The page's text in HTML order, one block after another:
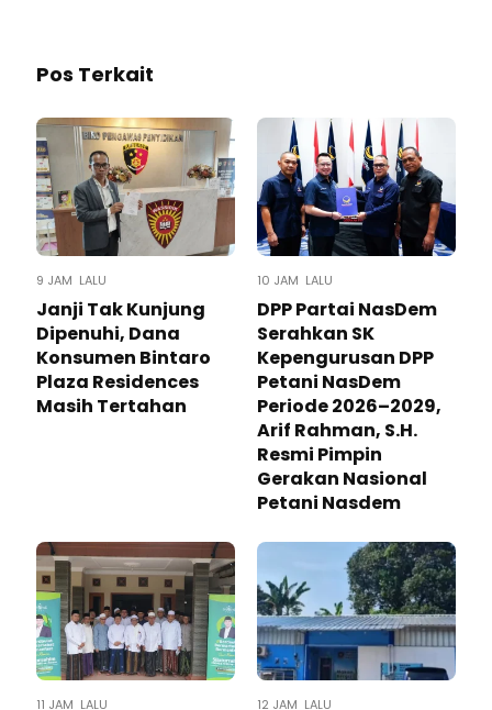
Pos Terkait
9 JAM LALU
Janji Tak Kunjung
Dipenuhi, Dana
Konsumen Bintaro
Plaza Residences
Masih Tertahan
10 JAM LALU
DPP Partai NasDem
Serahkan SK
Kepengurusan DPP
Petani NasDem
Periode 2026–2029,
Arif Rahman, S.H.
Resmi Pimpin
Gerakan Nasional
Petani Nasdem
11 JAM LALU 12 JAM LALU